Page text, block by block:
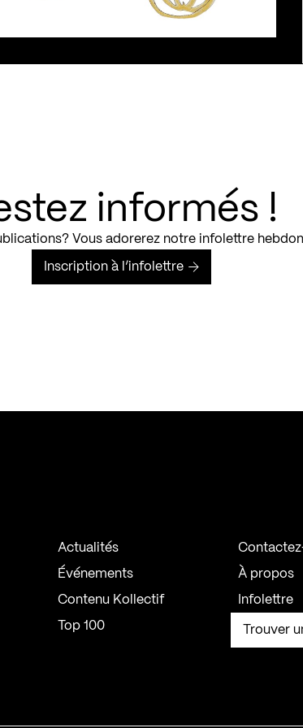
informés !
Vous adorerez notre infolettre
Inscription à l’infolettre
Actualités
Événements
Contenu Kollectif
Top 100
À propos
Infolettre
Trouver